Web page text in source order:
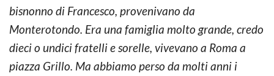
bisnonno di Francesco, provenivano da
Monterotondo. Era una famiglia molto grande, credo
dieci o undici fratelli e sorelle, vivevano a Roma a
piazza Grillo. Ma abbiamo perso da molti anni i